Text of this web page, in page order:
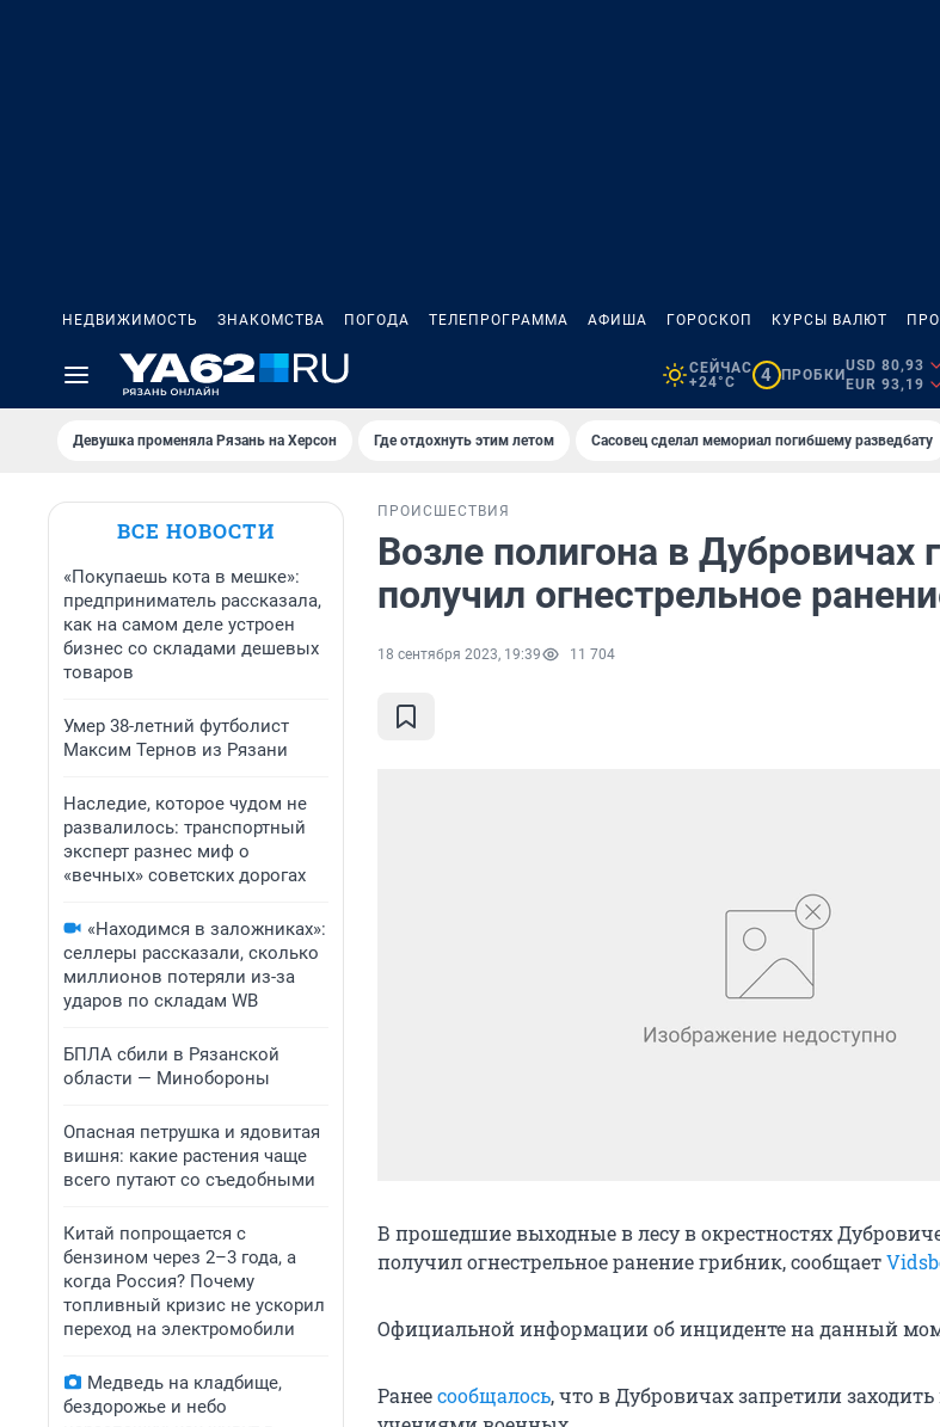
НЕДВИЖИМОСТЬ ЗНАКОМСТВА ПОГОДА ТЕЛЕПРОГРАММА АФИША ГОРОСКОП КУРСЫ ВАЛЮТ
СЕЙЧАС
+24°C
4 ПРОБКИ
USD 80,93
EUR 93,19
Девушка променяла Рязань на Херсон Где отдохнуть этим летом Сасовец сделал мемориал погибшему разведбату
ВСЕ НОВОСТИ
«Покупаешь кота в мешке»:
предприниматель рассказала,
как на самом деле устроен
бизнес со складами дешевых
товаров
Умер 38-летний футболист
Максим Тернов из Рязани
Наследие, которое чудом не
развалилось: транспортный
эксперт разнес миф о
«вечных» советских дорогах
«Находимся в заложниках»:
селлеры рассказали, сколько
миллионов потеряли из-за
ударов по складам WB
БПЛА сбили в Рязанской
области — Минобороны
Опасная петрушка и ядовитая
вишня: какие растения чаще
всего путают со съедобными
Китай попрощается с
бензином через 2–3 года, а
когда Россия? Почему
топливный кризис не ускорил
переход на электромобили
Медведь на кладбище,
бездорожье и небо
ПРОИСШЕСТВИЯ
Возле полигона в Дубровичах
получил огнестрельное
18 сентября 2023, 19:39 11 704
В прошедшие выходные в лесу в окрестностях
получил огнестрельное ранение грибник, сообщает
Официальной информации об инциденте на данный
Ранеесообщалось, что в Дубровичах запретили заходить